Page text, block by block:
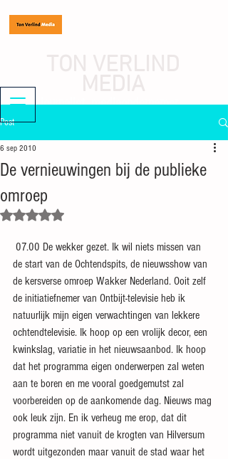
journalist, mediaondernemer
Post
De vernieuwingen bij de publieke
omroep
6 sep 2010
Beoordeeld met NaN uit 5 sterren.
de start van de Ochtendspits, de nieuwsshow van
de kersverse omroep Wakker Nederland. Ooit zelf
de initiatiefnemer van Ontbijt-televisie heb ik
natuurlijk mijn eigen verwachtingen van lekkere
ochtendtelevisie. Ik hoop op een vrolijk decor, een
kwinkslag, variatie in het nieuwsaanbod. Ik hoop
dat het programma eigen onderwerpen zal weten
aan te boren en me vooral goedgemutst zal
voorbereiden op de aankomende dag. Nieuws mag
ook leuk zijn. En ik verheug me erop, dat dit
programma niet vanuit de krogten van Hilversum
wordt uitgezonden maar vanuit de stad waar het